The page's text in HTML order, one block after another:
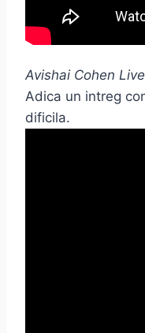
Avishai Cohen Live
Adica un intreg
dificila.